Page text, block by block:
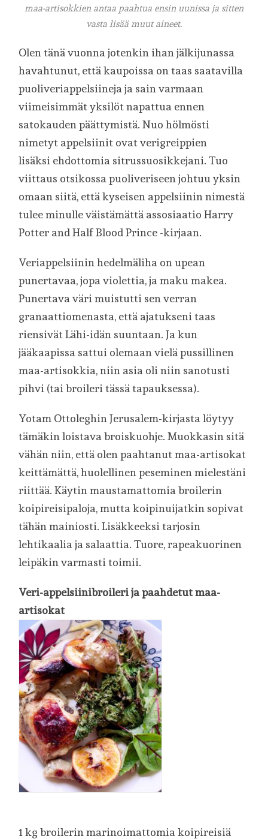
maa-artisokkien antaa paahtua ensin uunissa ja sitten
vasta lisää muut aineet.
Olen tänä vuonna jotenkin ihan jälkijunassa
havahtunut, että kaupoissa on taas saatavilla
puoliveriappelsiineja ja sain varmaan
viimeisimmät yksilöt napattua ennen
satokauden päättymistä. Nuo hölmösti
nimetyt appelsiinit ovat verigreippien
lisäksi ehdottomia sitrussuosikkejani. Tuo
viittaus otsikossa puoliveriseen johtuu yksin
omaan siitä, että kyseisen appelsiinin nimestä
tulee minulle väistämättä assosiaatio Harry
Potter and Half Blood Prince -kirjaan.
Veriappelsiinin hedelmäliha on upean
punertavaa, jopa violettia, ja maku makea.
Punertava väri muistutti sen verran
granaattiomenasta, että ajatukseni taas
riensivät Lähi-idän suuntaan. Ja kun
jääkaapissa sattui olemaan vielä pussillinen
maa-artisokkia, niin asia oli niin sanotusti
pihvi (tai broileri tässä tapauksessa).
Yotam Ottoleghin Jerusalem-kirjasta löytyy
tämäkin loistava broiskuohje. Muokkasin sitä
vähän niin, että olen paahtanut maa-artisokat
keittämättä, huolellinen peseminen mielestäni
riittää. Käytin maustamattomia broilerin
koipireisipaloja, mutta koipinuijatkin sopivat
tähän mainiosti. Lisäkkeeksi tarjosin
lehtikaalia ja salaattia. Tuore, rapeakuorinen
leipäkin varmasti toimii.
Veri-appelsiinibroileri ja paahdetut maa-
artisokat
1 kg broilerin marinoimattomia koipireisiä